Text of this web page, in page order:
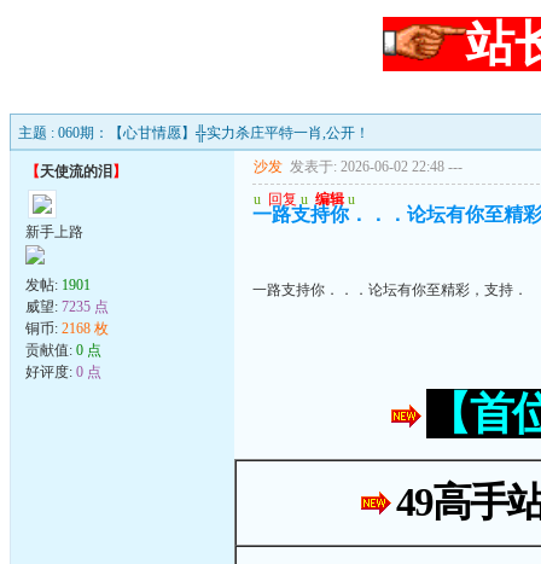
站
主题 : 060期：【心甘情愿】╬实力杀庄平特一肖,公开！
【天使流的泪 】
新手上路
发帖: 1901
威望: 7235 点
铜币: 2168 枚
贡献值: 0 点
好评度: 0 点
沙发 发表于: 2026-06-02 22:48 ---
u 回复 u 编辑 u
一路支持你．．．论坛有你至精
一路支持你．．．论坛有你至精彩，支持．
【
49高手